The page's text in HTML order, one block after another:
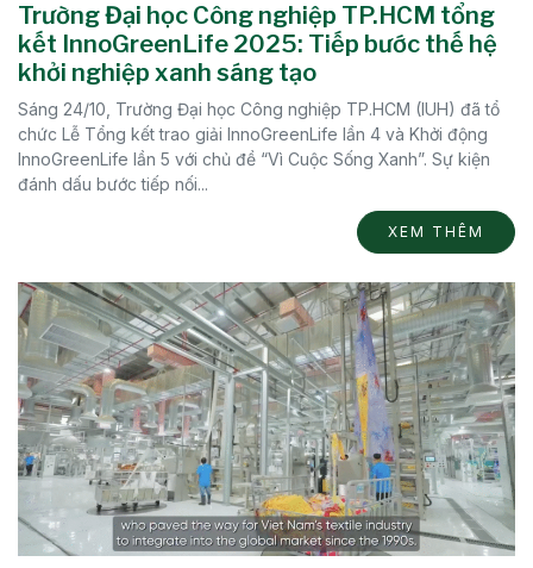
Trường Đại học Công nghiệp TP.HCM tổng
kết InnoGreenLife 2025: Tiếp bước thế hệ
khởi nghiệp xanh sáng tạo
Sáng 24/10, Trường Đại học Công nghiệp TP.HCM (IUH) đã tổ
chức Lễ Tổng kết trao giải InnoGreenLife lần 4 và Khởi động
InnoGreenLife lần 5 với chủ đề “Vì Cuộc Sống Xanh”. Sự kiện
đánh dấu bước tiếp nối...
XEM THÊM